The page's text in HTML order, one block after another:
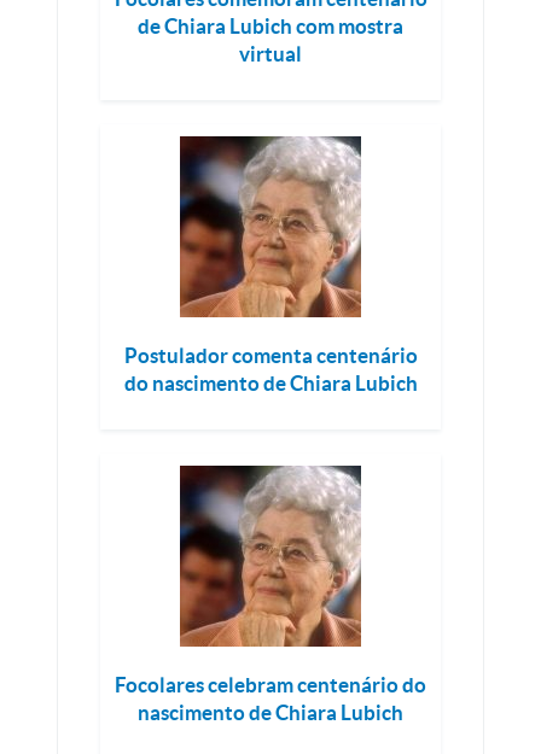
de Chiara Lubich com mostra
virtual
Postulador comenta centenário
do nascimento de Chiara Lubich
Focolares celebram centenário do
nascimento de Chiara Lubich